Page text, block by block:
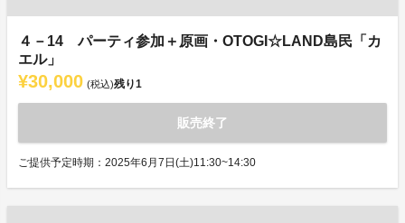
４－14 パーティ参加＋原画・OTOGI☆LAND島民「カ
エル」
¥30,000 (税込)残り1
販売終了
ご提供予定時期：2025年6月7日(土)11:30~14:30